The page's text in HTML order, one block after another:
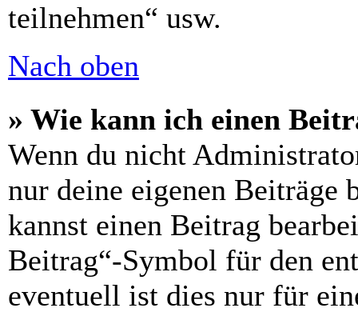
teilnehmen“ usw.
Nach oben
» Wie kann ich einen
Wenn du nicht
nur deine eigenen Beiträge
kannst einen Beitrag
Beitrag“-Symbol für den
eventuell ist dies nur für